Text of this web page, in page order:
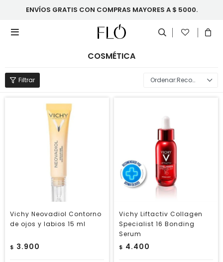
ENVÍOS GRATIS CON COMPRAS MAYORES A $ 5000.

COSMÉTICA
Recomendados
Vichy Neovadiol Contorno
de ojos y labios 15 ml
$ 3.900
Vichy Liftactiv Collagen
Specialist 16 Bonding
Serum
$ 4.400